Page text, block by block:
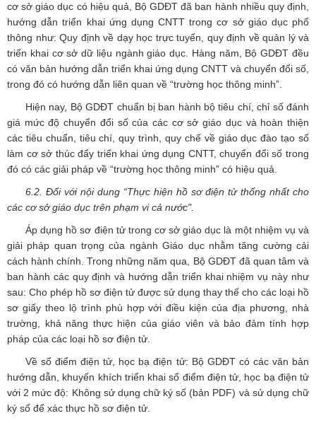
cơ sở giáo dục có hiệu quả, Bộ GDĐT đã ban hành nhiều quy định,
hướng dẫn triển khai ứng dụng CNTT trong cơ sở giáo dục phổ
thông như: Quy định về dạy học trực tuyến, quy định về quản lý và
triển khai cơ sở dữ liệu ngành giáo dục. Hàng năm, Bộ GDĐT đều
có văn bản hướng dẫn triển khai ứng dụng CNTT và chuyển đổi số,
trong đó có hướng dẫn liên quan về “trường học thông minh”.
Hiện nay, Bộ GDĐT chuẩn bị ban hành bộ tiêu chí, chỉ số đánh
giá mức độ chuyển đổi số của các cơ sở giáo dục và hoàn thiện
các tiêu chuẩn, tiêu chí, quy trình, quy chế về giáo dục đào tạo số
làm cơ sở thúc đẩy triển khai ứng dụng CNTT, chuyển đổi số trong
đó có các giải pháp về “trường học thông minh” có hiệu quả.
6.2. Đối với nội dung “Thực hiện hồ sơ điện tử thống nhất cho
các cơ sở giáo dục trên phạm vi cả nước".
Áp dụng hồ sơ điện tử trong cơ sở giáo dục là một nhiệm vụ và
giải pháp quan trọng của ngành Giáo dục nhằm tăng cường cải
cách hành chính. Trong những năm qua, Bộ GDĐT đã quan tâm và
ban hành các quy định và hướng dẫn triển khai nhiệm vụ này như
sau: Cho phép hồ sơ điện tử được sử dụng thay thế cho các loại hồ
sơ giấy theo lộ trình phù hợp với điều kiện của địa phương, nhà
trường, khả năng thực hiện của giáo viên và bảo đảm tính hợp
pháp của các loại hồ sơ điện tử.
Về sổ điểm điện tử, học bạ điện tử: Bộ GDĐT có các văn bản
hướng dẫn, khuyến khích triển khai sổ điểm điện tử, học bạ điện tử
với 2 mức độ: Không sử dụng chữ ký số (bản PDF) và sử dụng chữ
ký số để xác thực hồ sơ điện tử.